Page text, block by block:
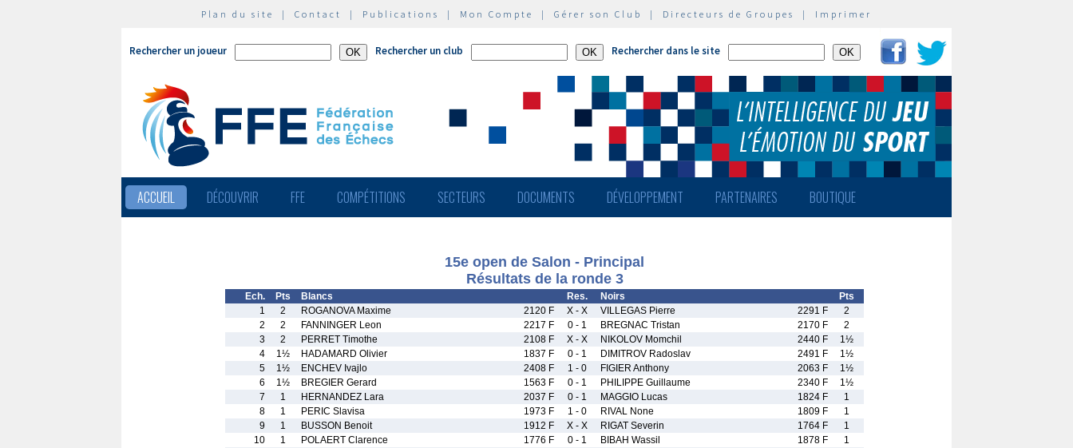
Plan du site | Contact | Publications | Mon Compte | Gérer son Club | Directeurs de Groupes | Imprimer
Rechercher un joueur Rechercher un club Rechercher dans le site
ACCUEIL DÉCOUVRIR FFE COMPÉTITIONS SECTEURS DOCUMENTS DÉVELOPPEMENT PARTENAIRES BOUTIQUE
15e open de Salon - Principal
Résultats de la ronde 3
Ech. Pts Blancs Res. Noirs
Pts
1
2 ROGANOVA Maxime 2120 F X - X VILLEGAS Pierre 2291 F
2
2
2 FANNINGER Leon 2217 F 0 - 1 BREGNAC Tristan 2170 F
2
3
2 PERRET Timothe 2108 F X - X NIKOLOV Momchil 2440 F
1½
4
1½ HADAMARD Olivier 1837 F 0 - 1 DIMITROV Radoslav 2491 F
1½
5
1½ ENCHEV Ivajlo 2408 F 1 - 0 FIGIER Anthony 2063 F
1½
6
1½ BREGIER Gerard 1563 F 0 - 1 PHILIPPE Guillaume 2340 F
1½
7
1 HERNANDEZ Lara 2037 F 0 - 1 MAGGIO Lucas 1824 F
1
8
1 PERIC Slavisa 1973 F 1 - 0 RIVAL None 1809 F
1
9
1 BUSSON Benoit 1912 F X - X RIGAT Severin 1764 F
1
10
1 POLAERT Clarence 1776 F 0 - 1 BIBAH Wassil 1878 F
1